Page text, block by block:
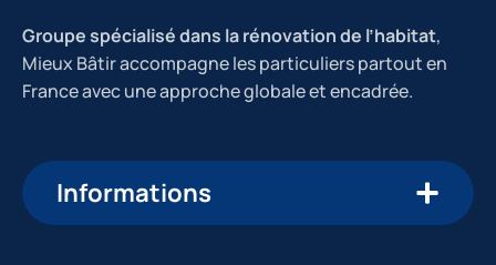
Groupe spécialisé dans la rénovation de l’habitat,
Mieux Bâtir accompagne les particuliers partout en
France avec une approche globale et encadrée.
Informations